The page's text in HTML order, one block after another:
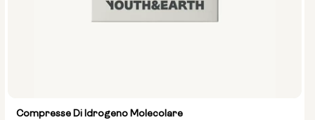
Compresse Di Idrogeno Molecolare